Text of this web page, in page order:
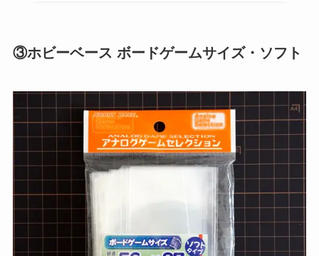
③ホビーベース ボードゲームサイズ・ソフト